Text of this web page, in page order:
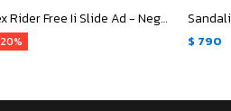
Sandalias Unisex Rider Free Ii Slide Ad - Negro
20 $ 790